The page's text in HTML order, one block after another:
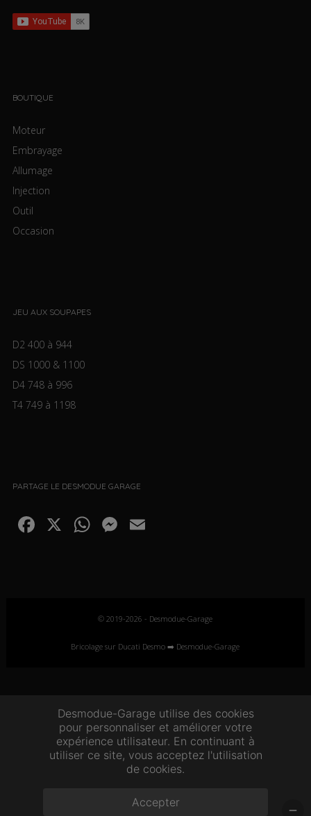
BOUTIQUE
Moteur
Embrayage
Allumage
Injection
Outil
Occasion
JEU AUX SOUPAPES
D2 400 à 944
DS 1000 & 1100
D4 748 à 996
T4 749 à 1198
PARTAGE LE DESMODUE GARAGE
F X W
A
p
M
n
er
© 2019-2026 - Desmodue-Garage
Bricolage sur Ducati Desmo ➡️ Desmodue-Garage
Desmodue-Garage utilise des cookies
pour personnaliser et améliorer votre
expérience utilisateur. En continuant à
utiliser ce site, vous acceptez l'utilisation
de cookies.
Accepter